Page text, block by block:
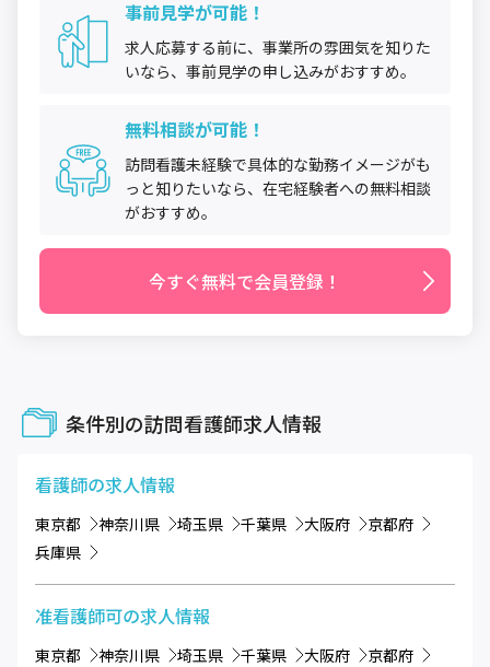
事前見学が可能！
求人応募する前に、事業所の雰囲気を知りた
いなら、事前見学の申し込みがおすすめ。
無料相談が可能！
訪問看護未経験で具体的な勤務イメージがも
っと知りたいなら、在宅経験者への無料相談
がおすすめ。
今すぐ無料で会員登録！
条件別の訪問看護師求人情報
看護師の求人情報
東京都 神奈川県 埼玉県 千葉県 大阪府
京都府
兵庫県
准看護師可の求人情報
東京都 神奈川県 埼玉県 千葉県 大阪府
京都府